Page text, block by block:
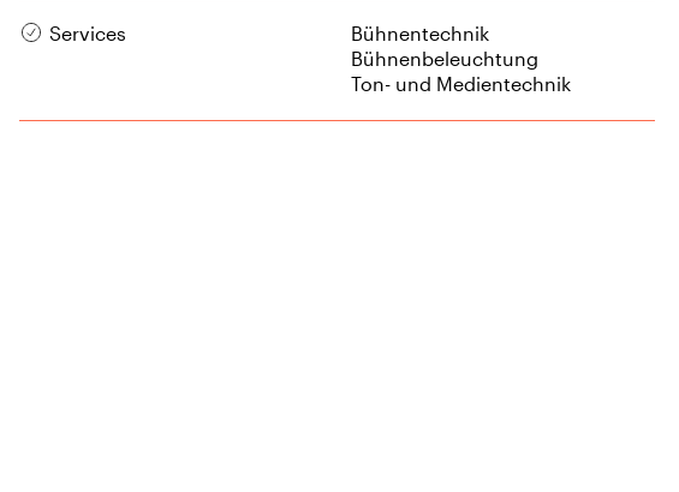
Services
Bühnentechnik
Bühnenbeleuchtung
Ton- und Medientechnik